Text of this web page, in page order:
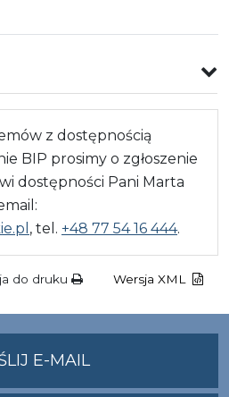
z dostępnością
BIP prosimy o zgłoszenie
dostępności Pani Marta
, tel. +48 77 54 16 444.
do druku Wersja XML
E-MAILNA
ADRES